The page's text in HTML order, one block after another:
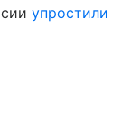
упростили